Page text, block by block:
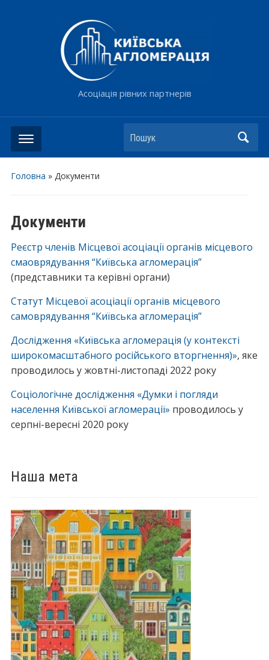
Асоціація рівних партнерів
Пошук
Головна » Документи
Наша мета
Документи
Реєстр членів Місцевої асоціації органів місцевого
смаоврядування “Київська агломерація”
(представники та керівні органи)
Статут Місцевої асоціації органів місцевого
самоврядування “Київська агломерація”
Дослідження «Київська агломерація (у контексті
широкомасштабного російського вторгнення)», яке
проводилось у жовтні-листопаді 2022 року
Соціологічне дослідження «Думки і погляди
населення Київської агломерації» проводилось у
серпні-вересні 2020 року